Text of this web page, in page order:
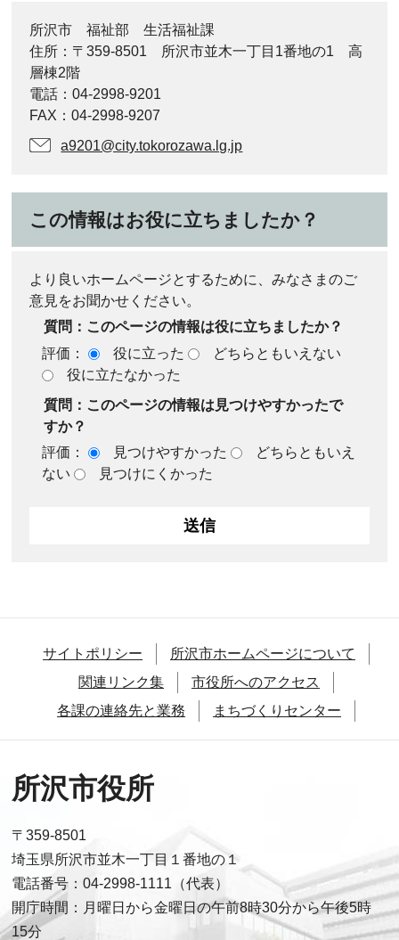
所沢市 福祉部 生活福祉課
住所：〒359-8501 所沢市並木一丁目1番地の1 高
層棟2階
電話：04-2998-9201
FAX：04-2998-9207
a9201@city.tokorozawa.lg.jp
この情報はお役に立ちましたか？
より良いホームページとするために、みなさまのご
意見をお聞かせください。
質問：このページの情報は役に立ちましたか？
評価：
役に立った
どちらともいえない
役に立たなかった
質問：このページの情報は見つけやすかったで
すか？
評価：
見つけやすかった
どちらともいえ
ない
見つけにくかった
サイトポリシー
所沢市ホームページについて
関連リンク集
市役所へのアクセス
各課の連絡先と業務
まちづくりセンター
所沢市役所
〒359-8501
埼玉県所沢市並木一丁目１番地の１
電話番号：04-2998-1111（代表）
開庁時間：月曜日から金曜日の午前8時30分から午後5時
15分